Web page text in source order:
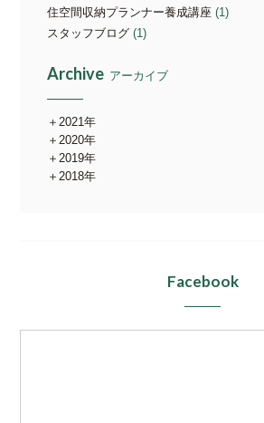
住空間収納プランナー養成講座 (1)
スタッフブログ (1)
Archive アーカイブ
2021年
2020年
2019年
2018年
Facebook